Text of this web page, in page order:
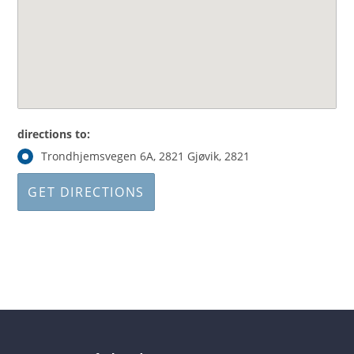
directions to:
Trondhjemsvegen 6A, 2821 Gjøvik, 2821